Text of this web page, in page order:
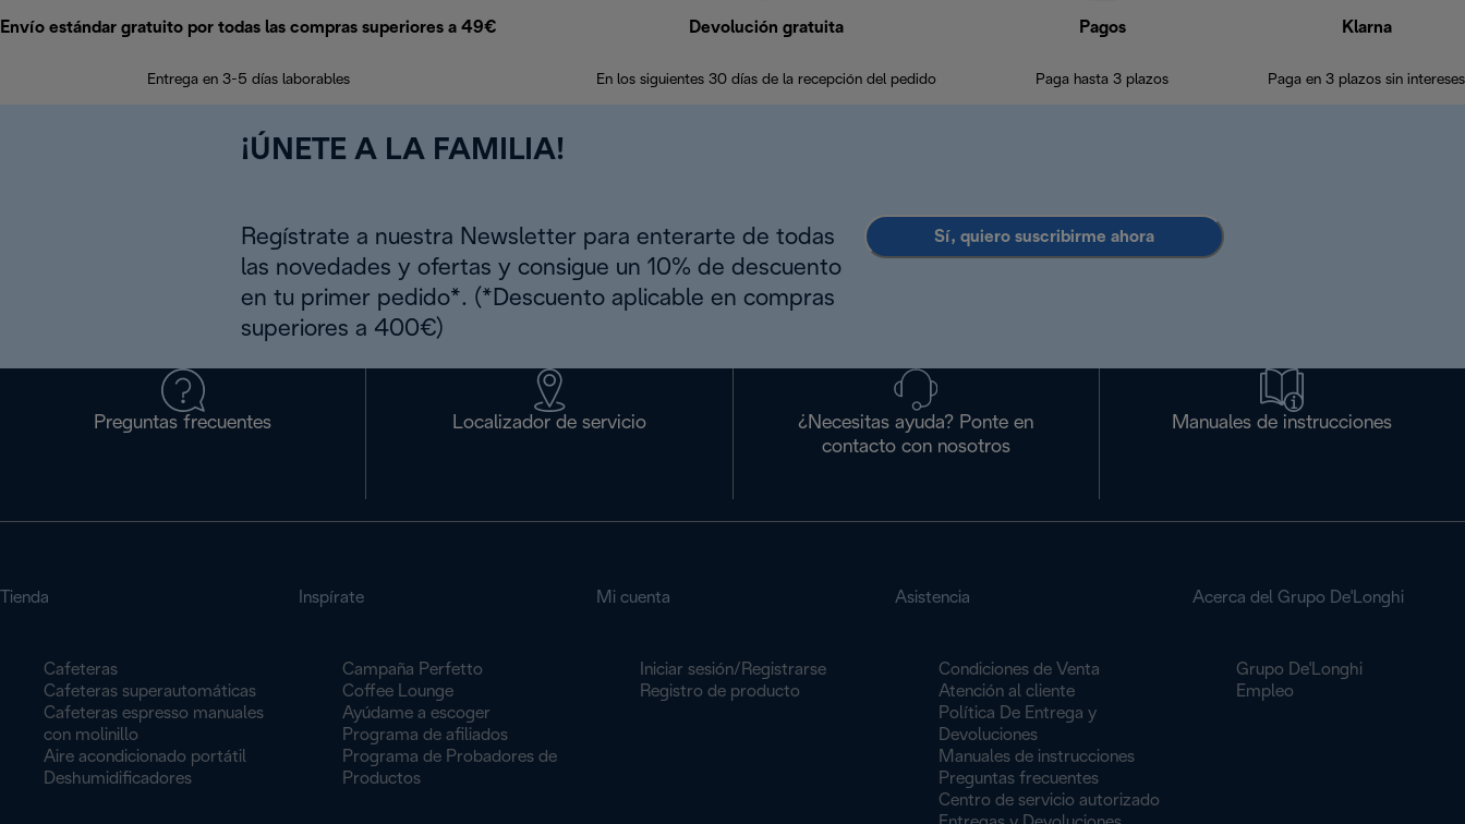
Envío estándar gratuito por todas las compras superiores a 49€
Entrega en 3-5 días laborables
Devolución gratuita
En los siguientes 30 días de la recepción del pedido
Pagos
Paga hasta 3 plazos
Klarna
Paga en 3 plazos sin intereses
¡ÚNETE A LA FAMILIA!
Regístrate a nuestra Newsletter para enterarte de todas
las novedades y ofertas y consigue un 10% de descuento
en tu primer pedido*. (*Descuento aplicable en compras
superiores a 400€)
Sí, quiero suscribirme ahora
Preguntas frecuentes Localizador de servicio
¿Necesitas ayuda? Ponte en
contacto con nosotros
Manuales de instrucciones
Tienda
Cafeteras
Cafeteras superautomáticas
Cafeteras espresso manuales
con molinillo
Aire acondicionado portátil
Deshumidificadores
Inspírate
Campaña Perfetto
Coffee Lounge
Ayúdame a escoger
Programa de afiliados
Programa de Probadores de
Productos
Mi cuenta
Iniciar sesión/Registrarse
Registro de producto
Asistencia
Condiciones de Venta
Atención al cliente
Política De Entrega y
Devoluciones
Manuales de instrucciones
Preguntas frecuentes
Centro de servicio autorizado
Acerca del Grupo De'Longhi
Grupo De'Longhi
Empleo